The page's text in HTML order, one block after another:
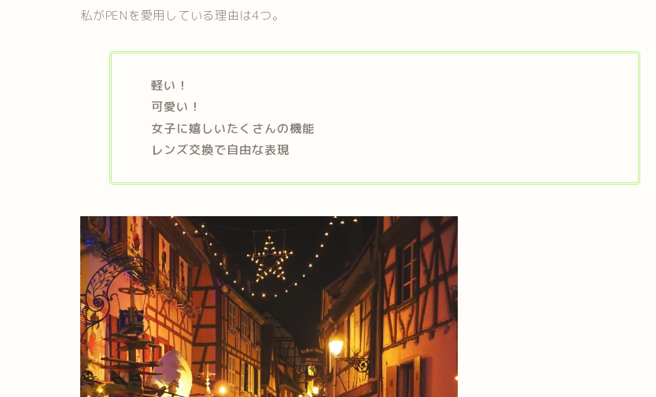
私がPENを愛用している理由は4つ。
軽い！
可愛い！
女子に嬉しいたくさんの機能
レンズ交換で自由な表現